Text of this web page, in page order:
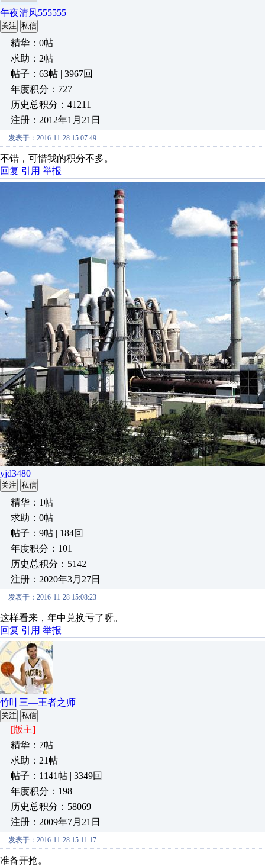
午夜清风555555
关注 私信
精华：0帖
求助：2帖
帖子：63帖 | 3967回
年度积分：727
历史总积分：41211
注册：2012年1月21日
发表于：2016-11-28 15:07:49
不错，可惜我的积分不多。
回复 引用 举报
yjd3480
关注 私信
精华：1帖
求助：0帖
帖子：9帖 | 184回
年度积分：101
历史总积分：5142
注册：2020年3月27日
发表于：2016-11-28 15:08:23
这样看来，年中兑换亏了呀。
回复 引用 举报
竹叶三—王者之师
关注 私信
[版主]
精华：7帖
求助：21帖
帖子：1141帖 | 3349回
年度积分：198
历史总积分：58069
注册：2009年7月21日
发表于：2016-11-28 15:11:17
准备开抢。